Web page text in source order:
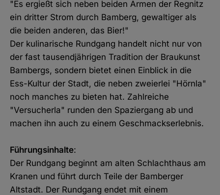
WhatsApp
"Es ergießt sich neben beiden Armen der Regnitz
ein dritter Strom durch Bamberg, gewaltiger als
die beiden anderen, das Bier!"
Der kulinarische Rundgang handelt nicht nur von
der fast tausendjährigen Tradition der Braukunst
Bambergs, sondern bietet einen Einblick in die
Ess-Kultur der Stadt, die neben zweierlei "Hörnla"
noch manches zu bieten hat. Zahlreiche
"Versucherla" runden den Spaziergang ab und
machen ihn auch zu einem Geschmackserlebnis.
Führungsinhalte:
Der Rundgang beginnt am alten Schlachthaus am
Kranen und führt durch Teile der Bamberger
Altstadt. Der Rundgang endet mit einem